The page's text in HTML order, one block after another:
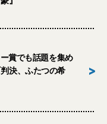
賞でも話題を集め
決、ふたつの希
>